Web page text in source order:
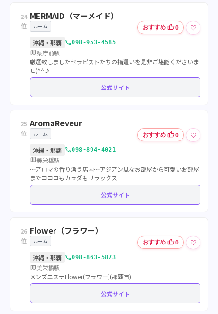
24
位
MERMAID（マーメイド）
ルーム おすすめ thumb_up0
♡
沖縄・那覇 call098-953-4585
map県庁前駅
厳選致しましたセラピストたちの指遣いを是非ご堪能くださいま
せ(^^♪
公式サイト
25
位
AromaReveur
ルーム おすすめ thumb_up0
♡
沖縄・那覇 call098-894-4021
map美栄橋駅
～アロマの香り漂う店内～アジアン風なお部屋から可愛いお部屋
までココロもカラダもリラックス
公式サイト
26
位
Flower（フラワー）
ルーム おすすめ thumb_up0
♡
沖縄・那覇 call098-863-5873
map美栄橋駅
メンズエステFlower(フラワー)(那覇市)
公式サイト